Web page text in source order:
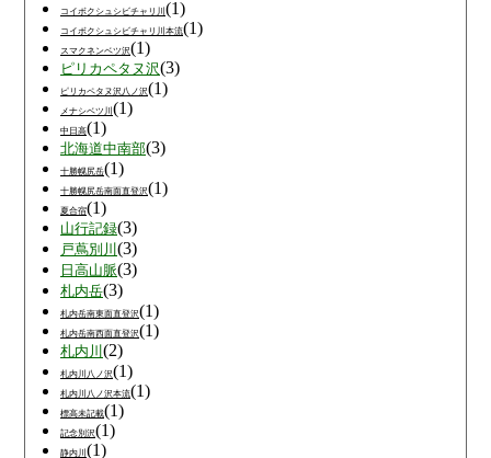
コイボクシュシビチャリ川 (1)
コイボクシュシビチャリ川本流(1)
スマクネンベツ沢(1)
ピリカペタヌ沢(3)
ピリカペタヌ沢八ノ沢(1)
メナシベツ川 (1)
中日高(1)
北海道中南部(3)
十勝幌尻岳(1)
十勝幌尻岳南面直登沢(1)
夏合宿(1)
山行記録(3)
戸蔦別川 (3)
日高山脈(3)
札内岳(3)
札内岳南東面直登沢(1)
札内岳南西面直登沢(1)
札内川 (2)
札内川八ノ沢(1)
札内川八ノ沢本流(1)
標高未記載(1)
記念別沢(1)
静内川 (1)